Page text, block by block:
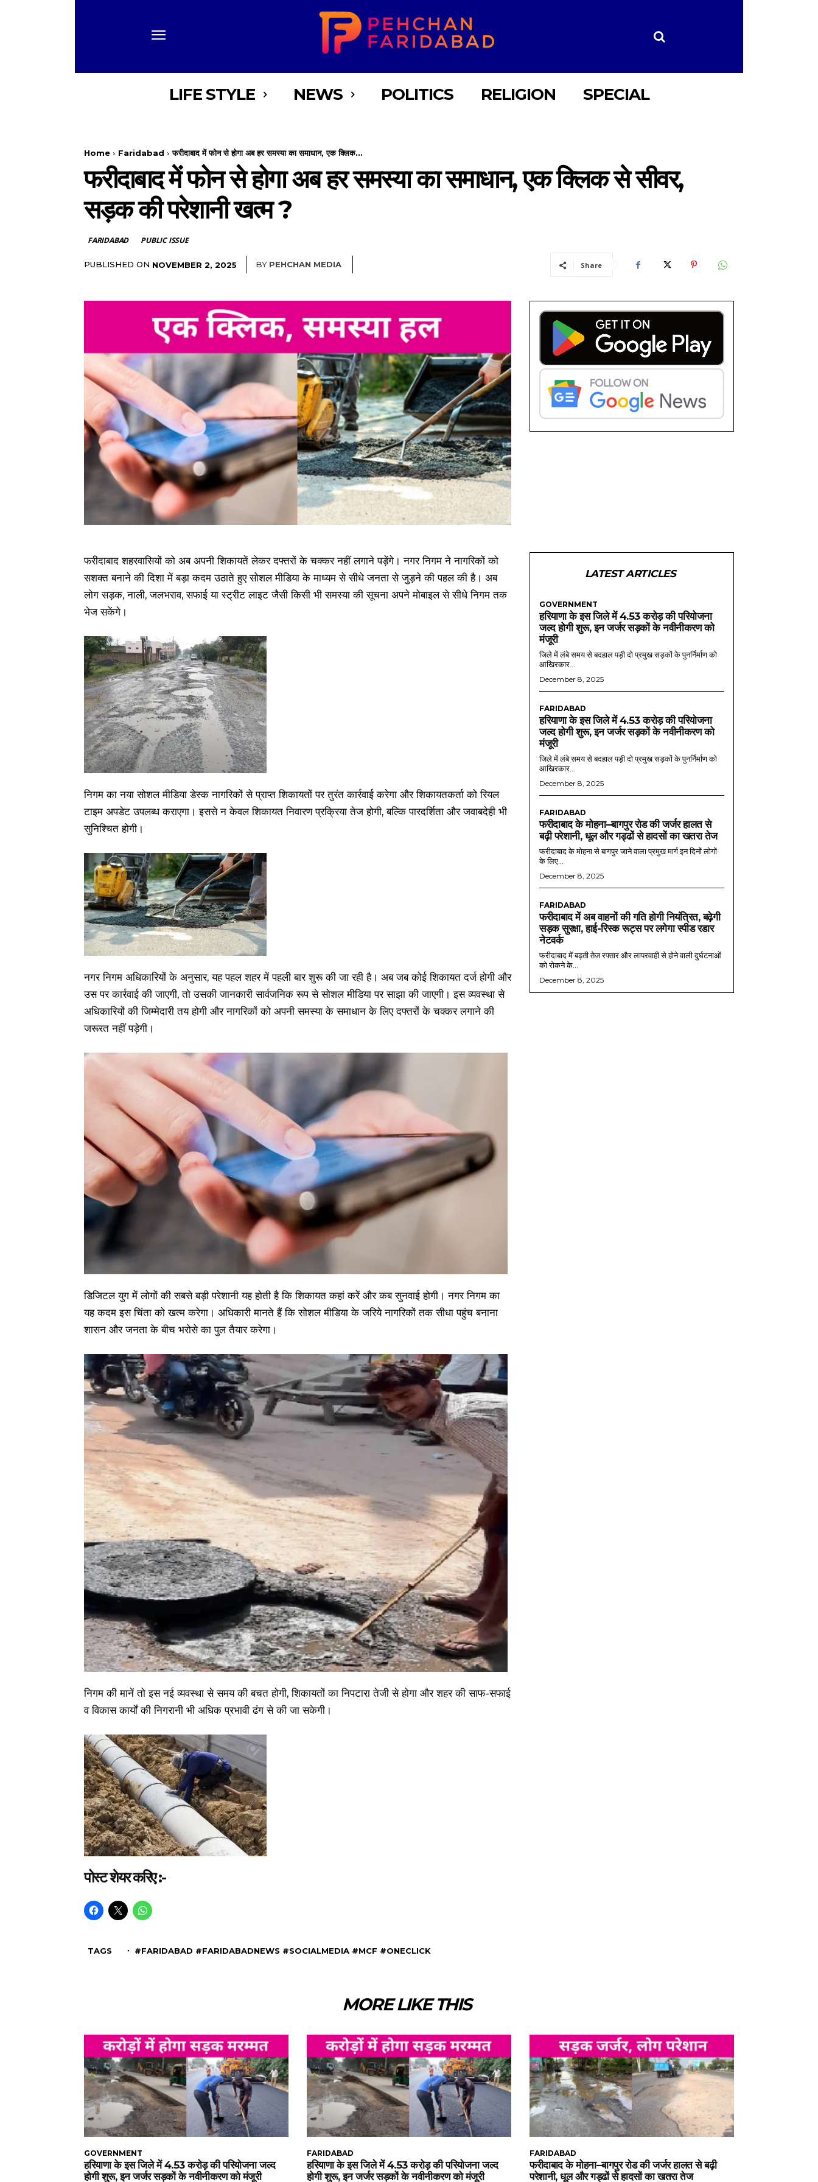
LIFE STYLE NEWS POLITICS RELIGION SPECIAL
Home Faridabad फरीदाबाद में फोन से होगा अब हर समस्या का समाधान, एक क्लिक...
फरीदाबाद में फोन से होगा अब हर समस्या का समाधान, एक क्लिक से सीवर,
सड़क की परेशानी खत्म ?
FARIDABAD PUBLIC ISSUE
PUBLISHED ON NOVEMBER 2, 2025 BY PEHCHAN MEDIA Share
फरीदाबाद शहरवासियों को अब अपनी शिकायतें लेकर दफ्तरों के चक्कर नहीं लगाने पड़ेंगे। नगर निगम ने नागरिकों को
सशक्त बनाने की दिशा में बड़ा कदम उठाते हुए सोशल मीडिया के माध्यम से सीधे जनता से जुड़ने की पहल की है। अब
लोग सड़क, नाली, जलभराव, सफाई या स्ट्रीट लाइट जैसी किसी भी समस्या की सूचना अपने मोबाइल से सीधे निगम तक
भेज सकेंगे।
निगम का नया सोशल मीडिया डेस्क नागरिकों से प्राप्त शिकायतों पर तुरंत कार्रवाई करेगा और शिकायतकर्ता को रियल
टाइम अपडेट उपलब्ध कराएगा। इससे न केवल शिकायत निवारण प्रक्रिया तेज होगी, बल्कि पारदर्शिता और जवाबदेही भी
सुनिश्चित होगी।
नगर निगम अधिकारियों के अनुसार, यह पहल शहर में पहली बार शुरू की जा रही है। अब जब कोई शिकायत दर्ज होगी और
उस पर कार्रवाई की जाएगी, तो उसकी जानकारी सार्वजनिक रूप से सोशल मीडिया पर साझा की जाएगी। इस व्यवस्था से
अधिकारियों की जिम्मेदारी तय होगी और नागरिकों को अपनी समस्या के समाधान के लिए दफ्तरों के चक्कर लगाने की
जरूरत नहीं पड़ेगी।
डिजिटल युग में लोगों की सबसे बड़ी परेशानी यह होती है कि शिकायत कहां करें और कब सुनवाई होगी। नगर निगम का
यह कदम इस चिंता को खत्म करेगा। अधिकारी मानते हैं कि सोशल मीडिया के जरिये नागरिकों तक सीधा पहुंच बनाना
शासन और जनता के बीच भरोसे का पुल तैयार करेगा।
निगम की मानें तो इस नई व्यवस्था से समय की बचत होगी, शिकायतों का निपटारा तेजी से होगा और शहर की साफ-सफाई
व विकास कार्यों की निगरानी भी अधिक प्रभावी ढंग से की जा सकेगी।
पोस्ट शेयर करिए :-
TAGS ・ #FARIDABAD #FARIDABADNEWS #SOCIALMEDIA #MCF #ONECLICK
LATEST ARTICLES
GOVERNMENT
हरियाणा के इस जिले में 4.53 करोड़ की परियोजना
जल्द होगी शुरू, इन जर्जर सड़कों के नवीनीकरण को
मंजूरी
जिले में लंबे समय से बदहाल पड़ी दो प्रमुख सड़कों के पुनर्निर्माण को
आखिरकार...
December 8, 2025
FARIDABAD
हरियाणा के इस जिले में 4.53 करोड़ की परियोजना
जल्द होगी शुरू, इन जर्जर सड़कों के नवीनीकरण को
मंजूरी
जिले में लंबे समय से बदहाल पड़ी दो प्रमुख सड़कों के पुनर्निर्माण को
आखिरकार...
December 8, 2025
FARIDABAD
फरीदाबाद के मोहना–बागपुर रोड की जर्जर हालत से
बढ़ी परेशानी, धूल और गड्ढों से हादसों का खतरा तेज
फरीदाबाद के मोहना से बागपुर जाने वाला प्रमुख मार्ग इन दिनों लोगों
के लिए...
December 8, 2025
FARIDABAD
फरीदाबाद में अब वाहनों की गति होगी नियंत्रित, बढ़ेगी
सड़क सुरक्षा, हाई-रिस्क रूट्स पर लगेगा स्पीड रडार
नेटवर्क
फरीदाबाद में बढ़ती तेज रफ्तार और लापरवाही से होने वाली दुर्घटनाओं
को रोकने के...
December 8, 2025
MORE LIKE THIS
GOVERNMENT
हरियाणा के इस जिले में 4.53 करोड़ की परियोजना जल्द
होगी शुरू, इन जर्जर सड़कों के नवीनीकरण को मंजूरी
FARIDABAD
हरियाणा के इस जिले में 4.53 करोड़ की परियोजना जल्द
होगी शुरू, इन जर्जर सड़कों के नवीनीकरण को मंजूरी
FARIDABAD
फरीदाबाद के मोहना–बागपुर रोड की जर्जर हालत से बढ़ी
परेशानी, धूल और गड्ढों से हादसों का खतरा तेज